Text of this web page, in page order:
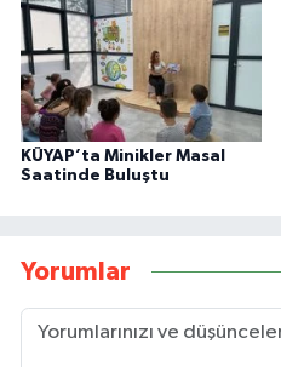
KÜYAP’ta Minikler Masal
Saatinde Buluştu
Yorumlar